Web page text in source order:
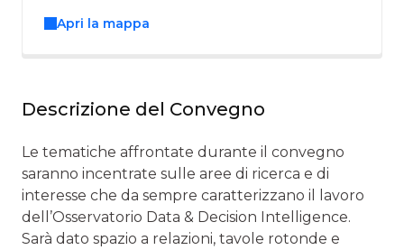
Apri la mappa
Descrizione del Convegno
Le tematiche affrontate durante il convegno
saranno incentrate sulle aree di ricerca e di
interesse che da sempre caratterizzano il lavoro
dell’Osservatorio Data & Decision Intelligence.
Sarà dato spazio a relazioni, tavole rotonde e